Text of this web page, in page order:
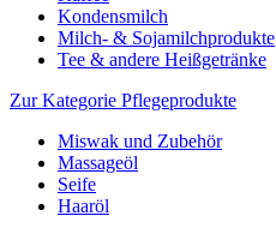
Kondensmilch
Milch- & Sojamilchprodukte
Tee & andere Heißgetränke
Zur Kategorie Pflegeprodukte
Miswak und Zubehör
Massageöl
Seife
Haaröl